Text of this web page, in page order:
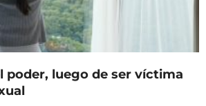
poder, luego de ser víctima